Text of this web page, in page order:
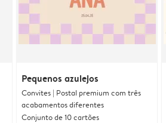
Pequenos azulejos
Convites | Postal premium com três
acabamentos diferentes
Conjunto de 10 cartões